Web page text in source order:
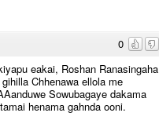
0
eakai, Roshan Ranasingaha
Chhenawa ellola me
Sowubagaye dakama
henama gahnda ooni.